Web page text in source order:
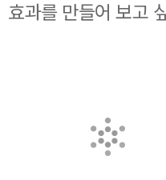
효과를 만들어 보고